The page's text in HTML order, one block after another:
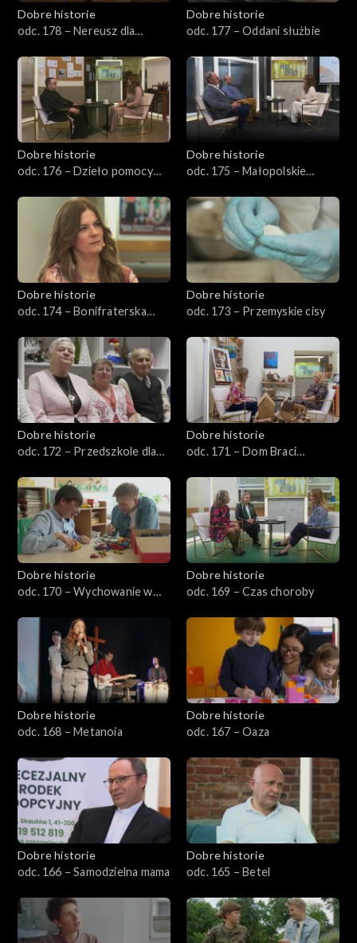
Dobre historie
odc. 178 – Nereusz dla
Dobre historie
odc. 177 – Oddani służbie
Dobre historie
odc. 176 – Dzieło pomocy
Dobre historie
odc. 175 – Małopolskie
Dobre historie
odc. 174 – Bonifraterska
Dobre historie
odc. 173 – Przemyskie cisy
Dobre historie
odc. 172 – Przedszkole dla
Dobre historie
odc. 171 – Dom Braci
Dobre historie
odc. 170 – Wychowanie w
Dobre historie
odc. 169 – Czas choroby
Dobre historie
odc. 168 – Metanoia
Dobre historie
odc. 167 – Oaza
Dobre historie
odc. 166 – Samodzielna mama
Dobre historie
odc. 165 – Betel